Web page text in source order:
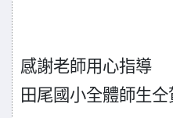
感謝老師用心指導
田尾國小全體師生仝